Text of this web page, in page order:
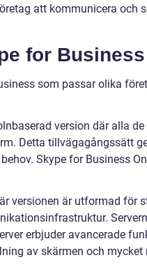
att kommunicera och
for Business
som passar olika
version där alla
Detta tillvägagångssätt
Skype for Business
versionen är utformad för
erbjuder avancerade
av skärmen och mycket